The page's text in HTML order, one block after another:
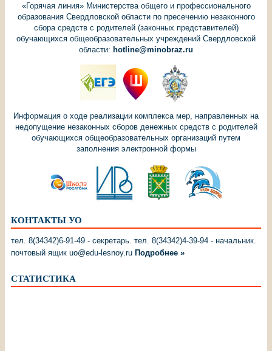
«Горячая линия» Министерства общего и профессионального
образования Свердловской области по пресечению незаконного
сбора средств с родителей (законных представителей)
обучающихся общеобразовательных учреждений Свердловской
области: hotline@minobraz.ru
Информация о ходе реализации комплекса мер, направленных на
недопущение незаконных сборов денежных средств с родителей
обучающихся общеобразовательных организаций путем
заполнения электронной формы
КОНТАКТЫ УО
тел. 8(34342)6-91-49 - секретарь. тел. 8(34342)4-39-94 - начальник.
почтовый ящик uo@edu-lesnoy.ru Подробнее »
СТАТИСТИКА